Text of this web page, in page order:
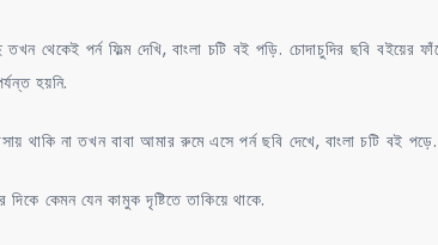
থেকেই পর্ন ফিল্ম দেখি, বাংলা চটি বই পড়ি. চোদাচুদির ছবি বইয়ের
হয়নি.
থাকি না তখন বাবা আমার রুমে এসে পর্ন ছবি দেখে, বাংলা চটি বই পড়ে.
কেমন যেন কামুক দৃষ্টিতে তাকিয়ে থাকে.